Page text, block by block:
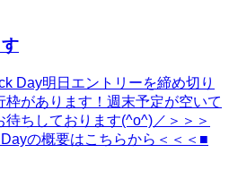
Day明日エントリーを締め切り
枠があります！週末予定が空いて
ちしております(^o^)／＞＞＞
の概要はこちらから＜＜＜■